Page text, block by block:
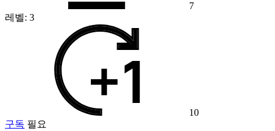
7
레벨: 3
10
구독 필요